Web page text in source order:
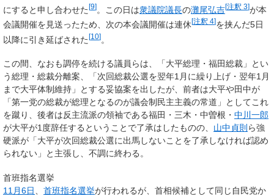
にすると申し合わせた[9]。この日は衆議院議長の灘尾弘吉[注釈 3]が本
会議開催を見送ったため、次の本会議開催は連休[注釈 4]を挟んだ5日
以降に引き延ばされた[10]。
この間、なおも調停を続ける議員らは、「大平総理・福田総裁」とい
う総理・総裁分離案、「次回総裁公選を翌年1月に繰り上げ・翌年1月
まで大平体制維持」とする妥協案を出したが、前者は大平や田中が
「第一党の総裁が総理となるのが議会制民主主義の常道」としてこれ
を蹴り、後者は反主流派の領袖である福田・三木・中曽根・ 中川一郎
が大平が1度辞任するということで了承はしたものの、 山中貞則 ら強
硬派が「大平が次回総裁公選に出馬しないことを了承しなければ認め
られない」と主張し、不調に終わる。
首班指名選挙
11月6日
首班指名選挙が行われるが、首相候補として同じ自民党か